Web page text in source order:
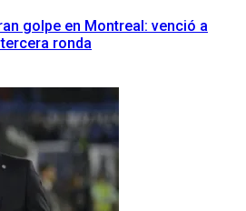
golpe en Montreal: venció a
ronda